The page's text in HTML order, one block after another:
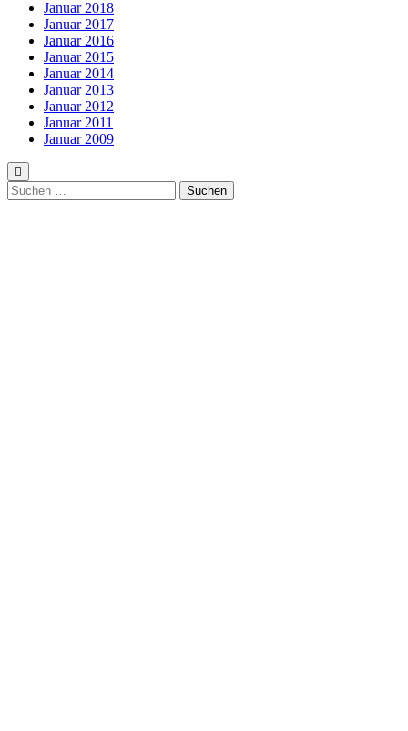
Januar 2018
Januar 2017
Januar 2016
Januar 2015
Januar 2014
Januar 2013
Januar 2012
Januar 2011
Januar 2009
Suchen
nach: